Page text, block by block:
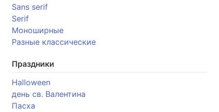
Sans serif
Serif
Моноширные
Разные классические
Праздники
Halloween
день св. Валентина
Пасха